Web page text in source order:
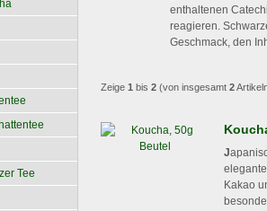
Tee
enthaltenen
reagieren.
Geschmack, den
Zeige 1 bis 2 (von insgesamt 2
J
Kakao